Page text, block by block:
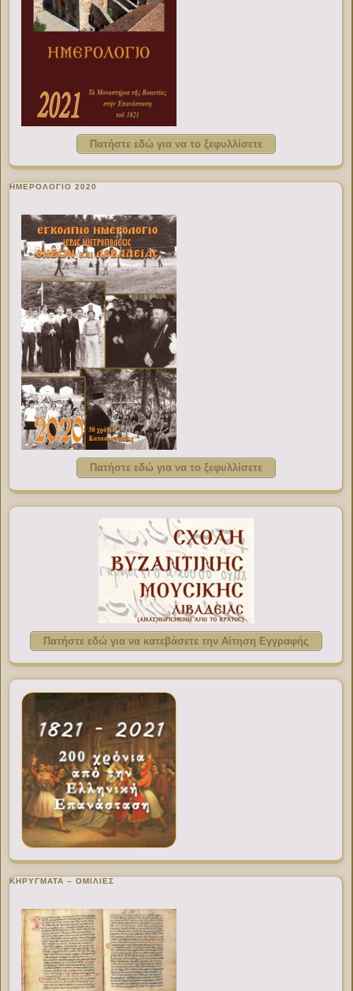
Πατήστε εδώ για να το ξεφυλλίσετε
ΗΜΕΡΟΛΟΓΙΟ 2020
Πατήστε εδώ για να το ξεφυλλίσετε
Πατήστε εδώ για να κατεβάσετε την Αίτηση Εγγραφής
ΚΗΡΥΓΜΑΤΑ – ΟΜΙΛΙΕΣ